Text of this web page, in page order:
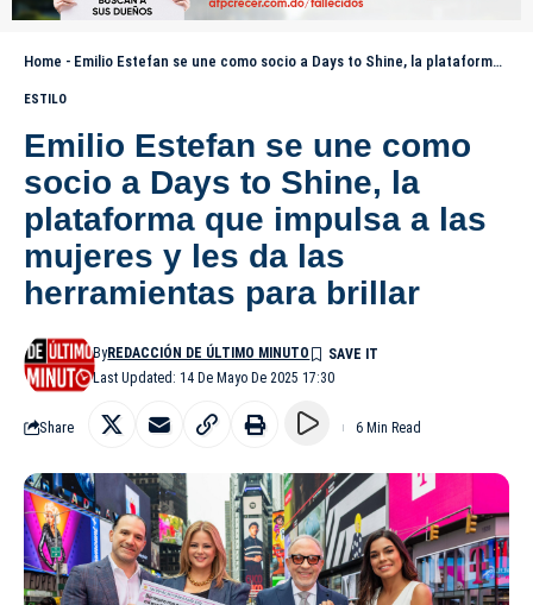
Home - Emilio Estefan se une como socio a Days to Shine, la plataforma que impulsa a las mujeres y les da las herramientas para brillar
ESTILO
Emilio Estefan se une como
socio a Days to Shine, la
plataforma que impulsa a las
mujeres y les da las
herramientas para brillar
Last Updated: 14 De Mayo De 2025 17:30
ByREDACCIÓN DE ÚLTIMO MINUTO
Share 6 Min Read